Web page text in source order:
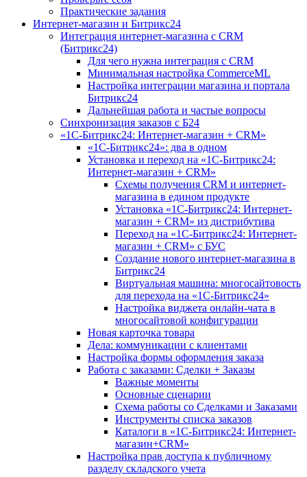
Практические задания
Интернет-магазин и Битрикс24
Интеграция интернет-магазина с CRM
(Битрикс24)
Для чего нужна интеграция с CRM
Минимальная настройка CommerceML
Настройка интеграции магазина и портала
Битрикс24
Дальнейшая работа и частые вопросы
Синхронизация заказов с Б24
«1С-Битрикс24: Интернет-магазин + CRM»
«1С-Битрикс24»: два в одном
Установка и переход на «1С-Битрикс24:
Интернет-магазин + CRM»
Схемы получения CRM и интернет-
магазина в едином продукте
Установка «1С-Битрикс24: Интернет-
магазин + CRM» из дистрибутива
Переход на «1С-Битрикс24: Интернет-
магазин + CRM» с БУС
Создание нового интернет-магазина в
Битрикс24
Виртуальная машина: многосайтовость
для перехода на «1С-Битрикс24»
Настройка виджета онлайн-чата в
многосайтовой конфигурации
Новая карточка товара
Дела: коммуникации с клиентами
Настройка формы оформления заказа
Работа с заказами: Сделки + Заказы
Важные моменты
Основные сценарии
Схема работы со Сделками и Заказами
Инструменты списка заказов
Каталоги в «1С-Битрикс24: Интернет-
магазин+CRM»
Настройка прав доступа к публичному
разделу складского учета